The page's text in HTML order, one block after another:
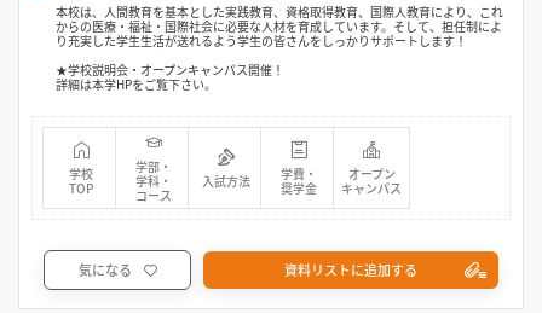
本校は、人間教育を基本とした実践教育、資格取得教育、国際人教育により、これ
からの医療・福祉・国際社会に必要な人材を育成しています。そして、担任制によ
り充実した学生生活が送れるよう学生の皆さんをしっかりサポートします！
★学校説明会・オープンキャンパス開催！
詳細は本学HPをご覧下さい。
学校
TOP
学部・
学科・
コース
入試方法
学費・
奨学金
オープン
キャンパス
気になる 資料リストに追加する